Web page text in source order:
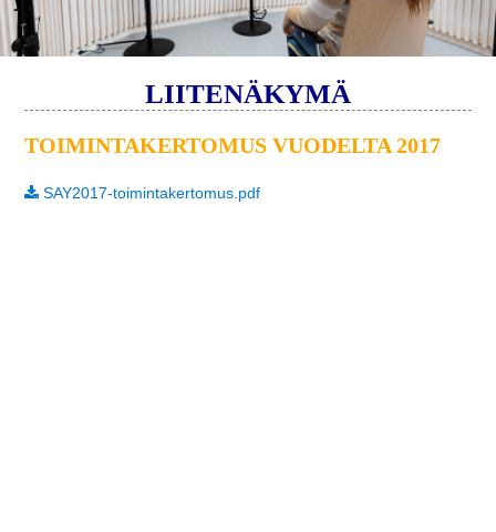
LIITENÄKYMÄ
TOIMINTAKERTOMUS VUODELTA 2017
SAY2017-toimintakertomus.pdf